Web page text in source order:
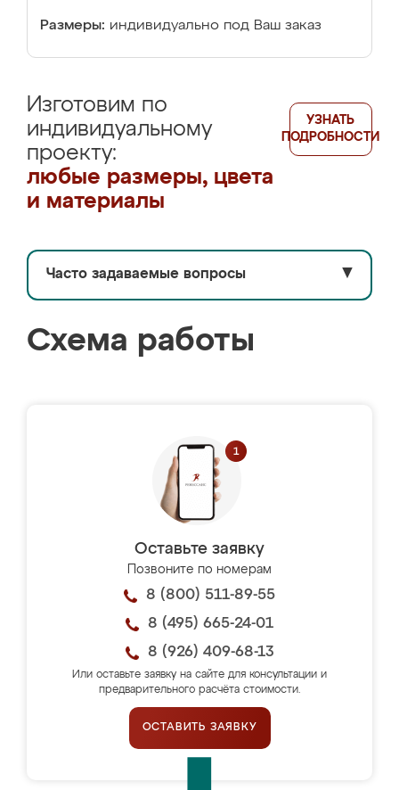
Размеры: индивидуально под Ваш заказ
Изготовим по
индивидуальному
проекту:
любые размеры, цвета
и материалы
УЗНАТЬ
ПОДРОБНОСТИ
Часто задаваемые вопросы ▼
Схема работы
Оставьте заявку
Позвоните по номерам
8 (800) 511-89-55
8 (495) 665-24-01
8 (926) 409-68-13
Или оставьте заявку на сайте для консультации и
предварительного расчёта стоимости.
ОСТАВИТЬ ЗАЯВКУ